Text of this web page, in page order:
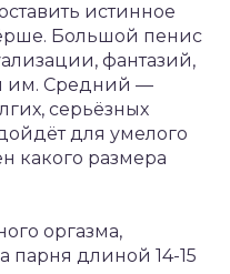
истинное
Большой пенис
фантазий,
им. Средний —
серьёзных
для умелого
какого размера
оргазма,
парня длиной 14-15